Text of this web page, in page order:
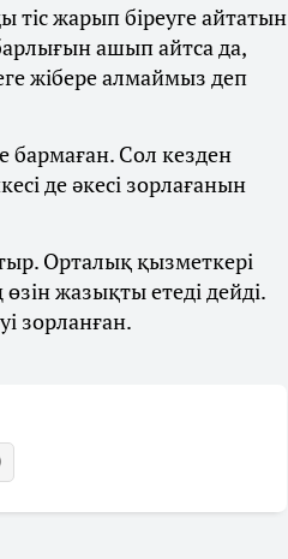
тіс жарып біреуге айтатын
ашып айтса да,
жібере алмаймыз деп
бармаған. Сол кезден
де әкесі зорлағанын
Орталық қызметкері
жазықты етеді дейді.
зорланған.